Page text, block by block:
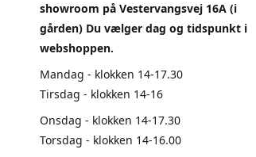
showroom på Vestervangsvej 16A (i
gården) Du vælger dag og tidspunkt i
webshoppen.
Mandag - klokken 14-17.30
Tirsdag - klokken 14-16
Onsdag - klokken 14-17.30
Torsdag - klokken 14-16.00